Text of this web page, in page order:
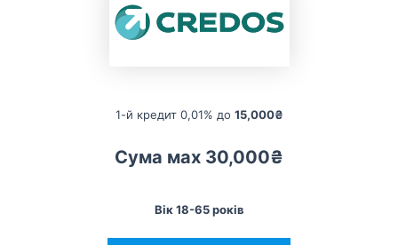
1-й кредит 0,01% до 15,000₴
Сума мах 30,000₴
Вік 18-65 років